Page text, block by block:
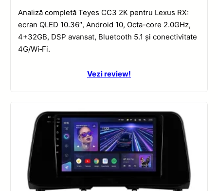
Analiză completă Teyes CC3 2K pentru Lexus RX:
ecran QLED 10.36″, Android 10, Octa-core 2.0GHz,
4+32GB, DSP avansat, Bluetooth 5.1 și conectivitate
4G/Wi‑Fi.
Vezi review!